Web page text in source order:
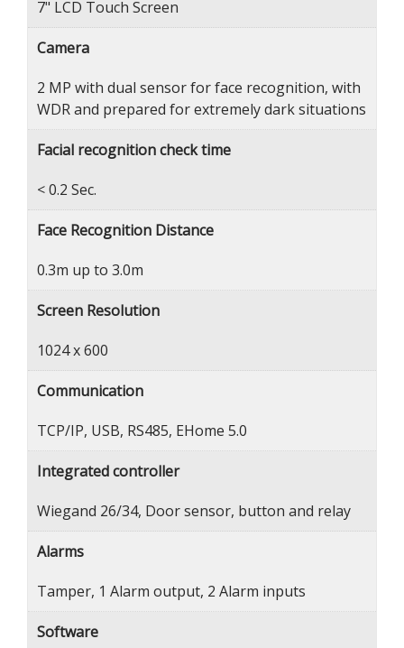
7" LCD Touch Screen
Camera
2 MP with dual sensor for face recognition, with
WDR and prepared for extremely dark situations
Facial recognition check time
< 0.2 Sec.
Face Recognition Distance
0.3m up to 3.0m
Screen Resolution
1024 x 600
Communication
TCP/IP, USB, RS485, EHome 5.0
Integrated controller
Wiegand 26/34, Door sensor, button and relay
Alarms
Tamper, 1 Alarm output, 2 Alarm inputs
Software